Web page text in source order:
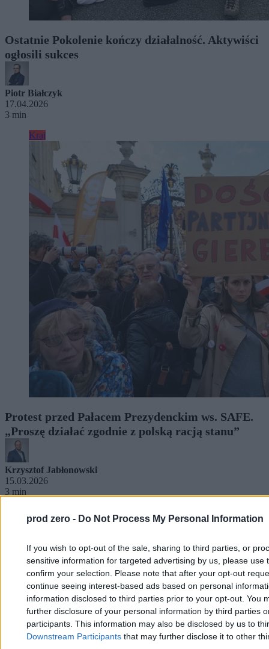
prod zero - Do Not Process My Personal Information
If you wish to opt-out of the sale, sharing to third parties, or
sensitive information for targeted advertising by us, please use
confirm your selection. Please note that after your opt-out
continue seeing interest-based ads based on personal
information disclosed to third parties prior to your opt-out. You
further disclosure of your personal information by third parties
participants. This information may also be disclosed by us to
Downstream Participants that may further disclose it to other
Ostatnie Pokolenie kończy działalność. Aktywiści
ogłosili sukces
Piotr Białczyk
17.04.2026
3 min
Kraj
Protest przed Pałacem Prezydenckim ws. SAFE.
„Proszę działać zgodnie z polską racją stanu”
Krzysztof Jabłonowski
15.03.2026
3 min